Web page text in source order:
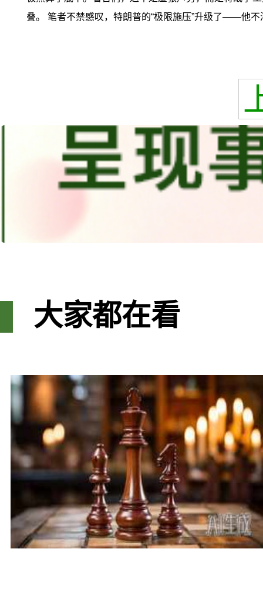
叠。 笔者不禁感叹，特朗普的“极限施压”升级了——他
大家都在看